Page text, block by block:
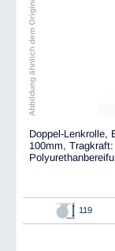
Abbildung ähnlich dem Original
Doppel-Lenkrolle,
100mm,
119